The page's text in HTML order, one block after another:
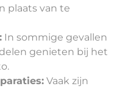
plaats van te
In sommige gevallen
genieten bij het
Vaak zijn